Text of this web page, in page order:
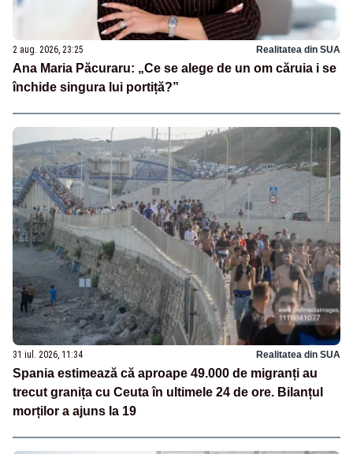
2 aug. 2026, 23:25 Realitatea din SUA
Ana Maria Păcuraru: „Ce se alege de un om căruia i se
închide singura lui portiță?”
31 iul. 2026, 11:34 Realitatea din SUA
Spania estimează că aproape 49.000 de migranți au
trecut granița cu Ceuta în ultimele 24 de ore. Bilanțul
morților a ajuns la 19